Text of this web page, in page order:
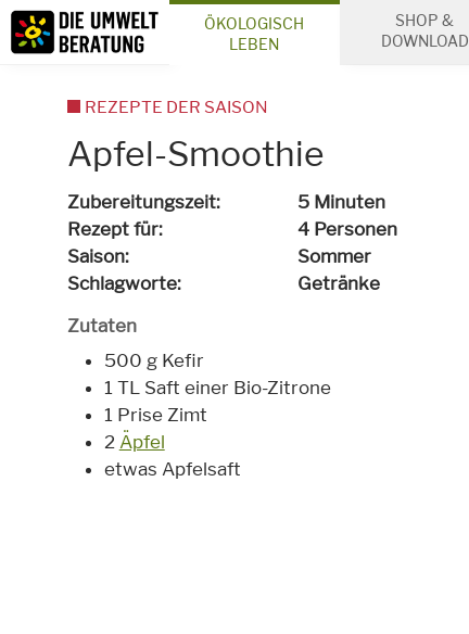
Inhalt
Suche
ÖKOLOGISCH
LEBEN
SHOP &
DOWNLOAD
Apfel-Smoothie
Zubereitungszeit
5 Minuten
Rezept für
4 Personen
Saison
Sommer
Schlagworte
Getränke
Zutaten
500 g Kefir
1 TL Saft einer Bio-Zitrone
1 Prise Zimt
2 Äpfel
etwas Apfelsaft
REZEPTE DER SAISON